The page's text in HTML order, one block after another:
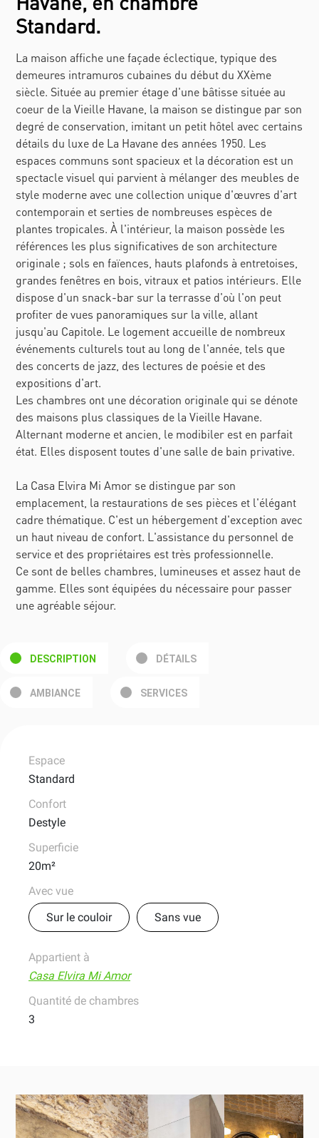
Standard.
La maison affiche une façade éclectique, typique des
demeures intramuros cubaines du début du XXème
siècle. Située au premier étage d'une bâtisse située au
coeur de la Vieille Havane, la maison se distingue par son
degré de conservation, imitant un petit hôtel avec certains
détails du luxe de La Havane des années 1950. Les
espaces communs sont spacieux et la décoration est un
spectacle visuel qui parvient à mélanger des meubles de
style moderne avec une collection unique d'œuvres d'art
contemporain et serties de nombreuses espèces de
plantes tropicales. À l'intérieur, la maison possède les
références les plus significatives de son architecture
originale ; sols en faïences, hauts plafonds à entretoises,
grandes fenêtres en bois, vitraux et patios intérieurs. Elle
dispose d'un snack-bar sur la terrasse d'où l'on peut
profiter de vues panoramiques sur la ville, allant
jusqu'au Capitole. Le logement accueille de nombreux
événements culturels tout au long de l'année, tels que
des concerts de jazz, des lectures de poésie et des
expositions d'art.
Les chambres ont une décoration originale qui se dénote
des maisons plus classiques de la Vieille Havane.
Alternant moderne et ancien, le modibiler est en parfait
état. Elles disposent toutes d'une salle de bain privative.
La Casa Elvira Mi Amor se distingue par son
emplacement, la restaurations de ses pièces et l'élégant
cadre thématique. C'est un hébergement d'exception avec
un haut niveau de confort. L'assistance du personnel de
service et des propriétaires est très professionnelle.
Ce sont de belles chambres, lumineuses et assez haut de
gamme. Elles sont équipées du nécessaire pour passer
une agréable séjour.
DESCRIPTION DÉTAILS
AMBIANCE SERVICES
Avec vue
Sur le couloir
Sans vue
Appartient à
Casa Elvira Mi Amor
Quantité de chambres
3
Espace
Standard
Confort
Destyle
Superficie
20m²